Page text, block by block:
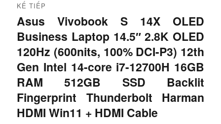
g
b
à
i
v
i
KẾ TIẾP
B
à
i
t
ế
p
:
Asus Vivobook S 14X OLED
Business Laptop 14.5″ 2.8K OLED
120Hz (600nits, 100% DCI-P3) 12th
Gen Intel 14-core i7-12700H 16GB
RAM 512GB SSD Backlit
Fingerprint Thunderbolt Harman
HDMI Win11 + HDMI Cable